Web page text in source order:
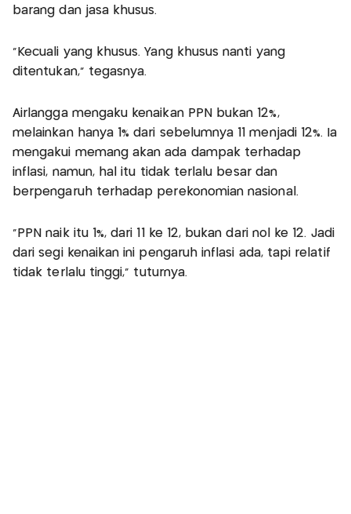
barang dan jasa khusus.
"Kecuali yang khusus. Yang khusus nanti yang
ditentukan," tegasnya.
Airlangga mengaku kenaikan PPN bukan 12%,
melainkan hanya 1% dari sebelumnya 11 menjadi 12%. Ia
mengakui memang akan ada dampak terhadap
inflasi, namun, hal itu tidak terlalu besar dan
berpengaruh terhadap perekonomian nasional.
"PPN naik itu 1%, dari 11 ke 12, bukan dari nol ke 12. Jadi
dari segi kenaikan ini pengaruh inflasi ada, tapi relatif
tidak terlalu tinggi," tuturnya.